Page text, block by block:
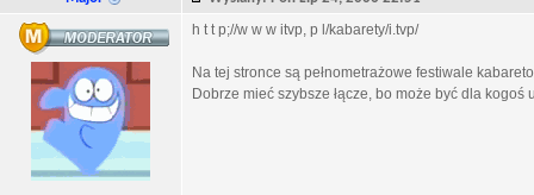
h t t p;//w w w itvp, p l/kabarety/i.tvp/
Na tej stronce są pełnometrażowe festiwale
Dobrze mieć szybsze łącze, bo może być dla kogoś